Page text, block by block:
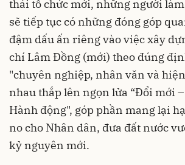
thái tổ chức mới, những người
sẽ tiếp tục có những đóng góp
đậm dấu ấn riêng vào việc xây
chí Lâm Đồng (mới) theo đúng
"chuyên nghiệp, nhân văn và
nhau thắp lên ngọn lửa “Đổi mới
Hành động", góp phần mang lại
no cho Nhân dân, đưa đất nước
kỷ nguyên mới.